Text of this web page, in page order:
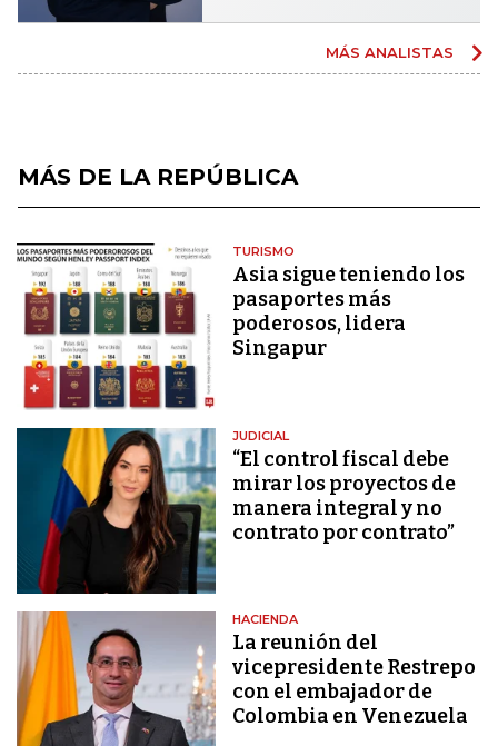
MÁS ANALISTAS
MÁS DE LA REPÚBLICA
TURISMO
Asia sigue teniendo los
pasaportes más
poderosos, lidera
Singapur
JUDICIAL
“El control fiscal debe
mirar los proyectos de
manera integral y no
contrato por contrato”
HACIENDA
La reunión del
vicepresidente Restrepo
con el embajador de
Colombia en Venezuela